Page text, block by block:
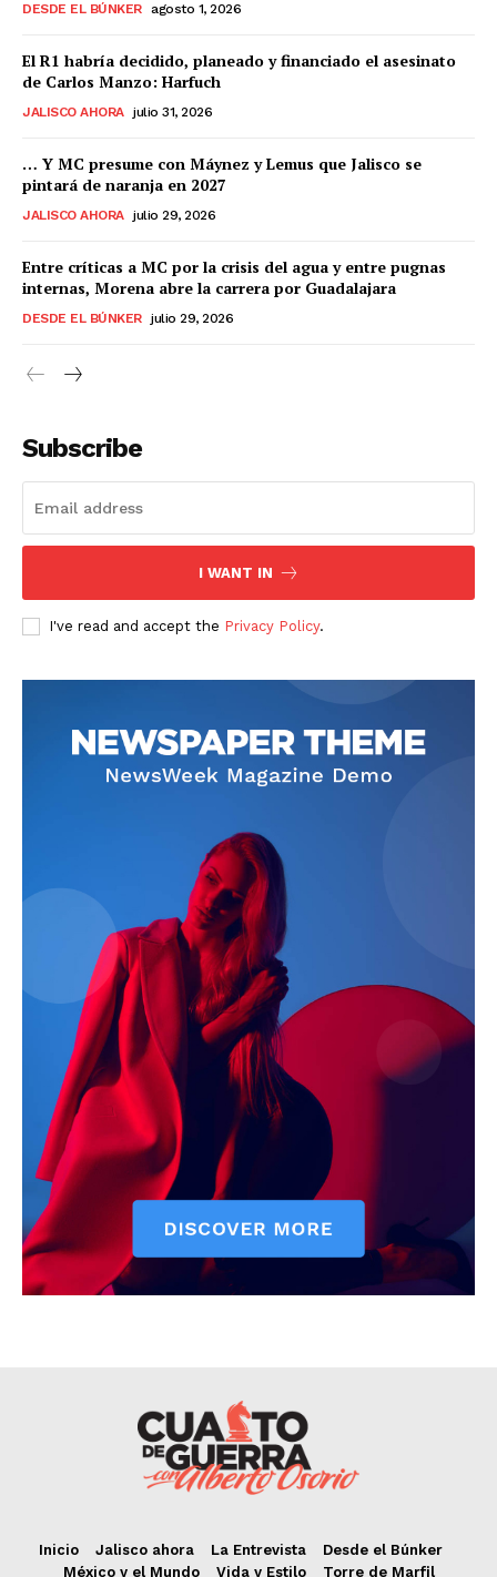
DESDE EL BÚNKER agosto 1, 2026
El R1 habría decidido, planeado y financiado el asesinato
de Carlos Manzo: Harfuch
JALISCO AHORA julio 31, 2026
… Y MC presume con Máynez y Lemus que Jalisco se
pintará de naranja en 2027
JALISCO AHORA julio 29, 2026
Entre críticas a MC por la crisis del agua y entre pugnas
internas, Morena abre la carrera por Guadalajara
DESDE EL BÚNKER julio 29, 2026
Subscribe
I WANT IN
I've read and accept the Privacy Policy.
Inicio Jalisco ahora La Entrevista
Desde el Búnker
México y el Mundo
Vida y Estilo Torre de Marfil